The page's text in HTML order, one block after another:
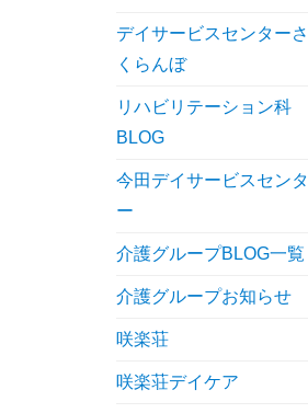
デイサービスセンターさ
くらんぼ
リハビリテーション科
BLOG
今田デイサービスセンタ
ー
介護グループBLOG一覧
介護グループお知らせ
咲楽荘
咲楽荘デイケア